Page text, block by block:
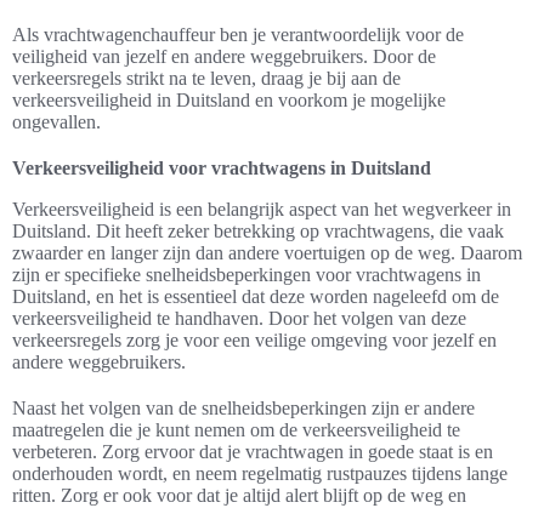
Als vrachtwagenchauffeur ben je verantwoordelijk voor de
veiligheid van jezelf en andere weggebruikers. Door de
verkeersregels strikt na te leven, draag je bij aan de
verkeersveiligheid in Duitsland en voorkom je mogelijke
ongevallen.
Verkeersveiligheid voor vrachtwagens in Duitsland
Verkeersveiligheid is een belangrijk aspect van het wegverkeer in
Duitsland. Dit heeft zeker betrekking op vrachtwagens, die vaak
zwaarder en langer zijn dan andere voertuigen op de weg. Daarom
zijn er specifieke snelheidsbeperkingen voor vrachtwagens in
Duitsland, en het is essentieel dat deze worden nageleefd om de
verkeersveiligheid te handhaven. Door het volgen van deze
verkeersregels zorg je voor een veilige omgeving voor jezelf en
andere weggebruikers.
Naast het volgen van de snelheidsbeperkingen zijn er andere
maatregelen die je kunt nemen om de verkeersveiligheid te
verbeteren. Zorg ervoor dat je vrachtwagen in goede staat is en
onderhouden wordt, en neem regelmatig rustpauzes tijdens lange
ritten. Zorg er ook voor dat je altijd alert blijft op de weg en